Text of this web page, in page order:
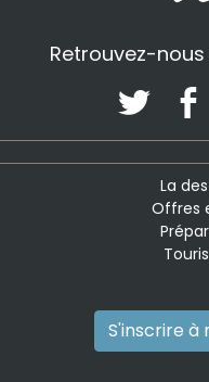
Retrouvez-
La
Offres
S'inscrire